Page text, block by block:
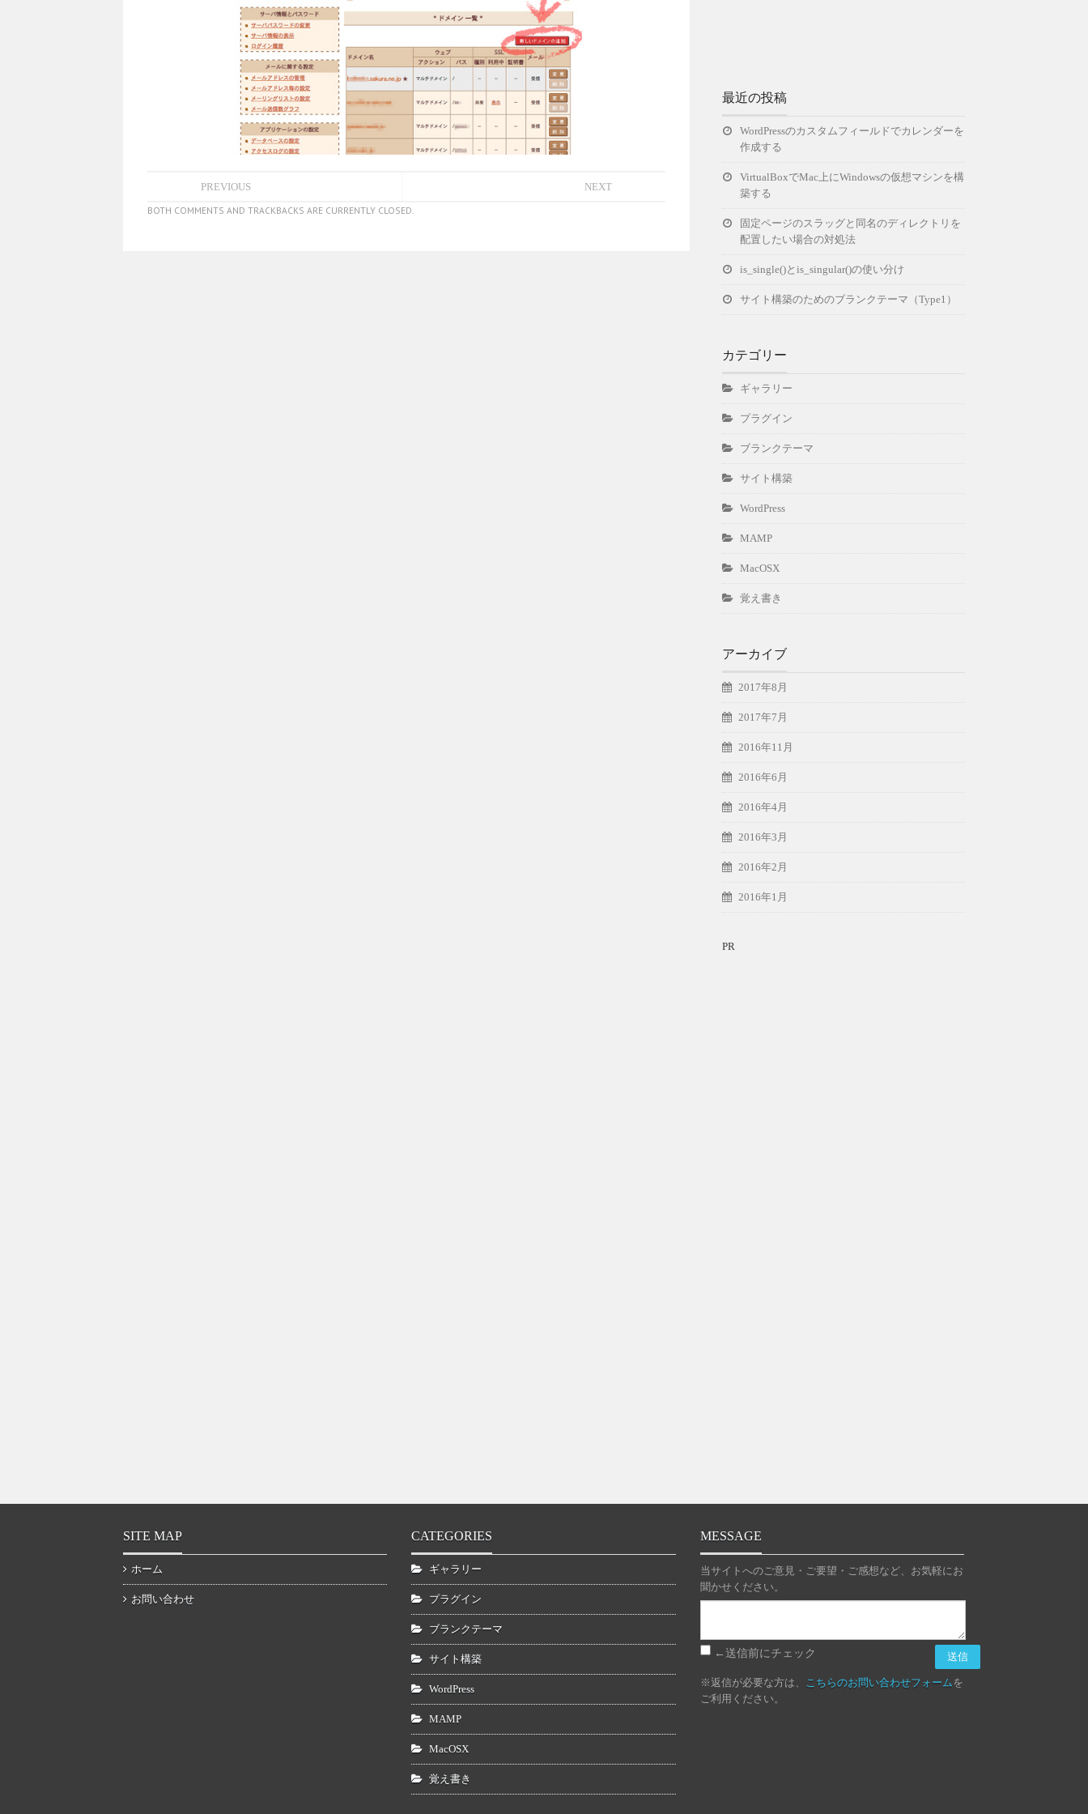
PREVIOUS
NEXT
BOTH COMMENTS AND TRACKBACKS ARE CURRENTLY CLOSED.
最近の投稿
WordPressのカスタムフィールドでカレンダーを
作成する
VirtualBoxでMac上にWindowsの仮想マシンを構
築する
固定ページのスラッグと同名のディレクトリを
配置したい場合の対処法
is_single()とis_singular()の使い分け
サイト構築のためのブランクテーマ（Type1）
カテゴリー
ギャラリー
プラグイン
ブランクテーマ
サイト構築
WordPress
MAMP
MacOSX
覚え書き
アーカイブ
2017年8月
2017年7月
2016年11月
2016年6月
2016年4月
2016年3月
2016年2月
2016年1月
PR
SITE MAP
ホーム
お問い合わせ
CATEGORIES
ギャラリー
プラグイン
ブランクテーマ
サイト構築
WordPress
MAMP
MacOSX
覚え書き
MESSAGE
当サイトへのご意見・ご要望・ご感想など、お気軽にお
聞かせください。
←送信前にチェック
※返信が必要な方は、 こちらのお問い合わせフォームを
ご利用ください。